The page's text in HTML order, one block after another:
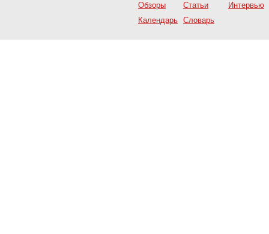
Обзоры
Статьи
Интервью
Календарь Словарь